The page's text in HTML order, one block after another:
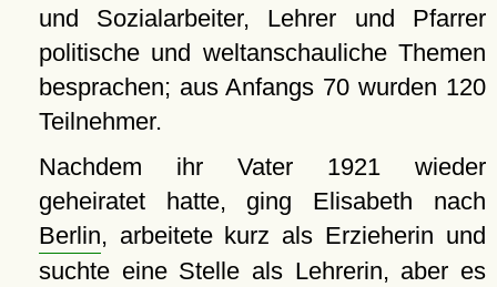
und Sozialarbeiter, Lehrer und Pfarrer
politische und weltanschauliche Themen
besprachen; aus Anfangs 70 wurden 120
Teilnehmer.
Nachdem ihr Vater 1921 wieder
geheiratet hatte, ging Elisabeth nach
Berlin, arbeitete kurz als Erzieherin und
suchte eine Stelle als Lehrerin, aber es